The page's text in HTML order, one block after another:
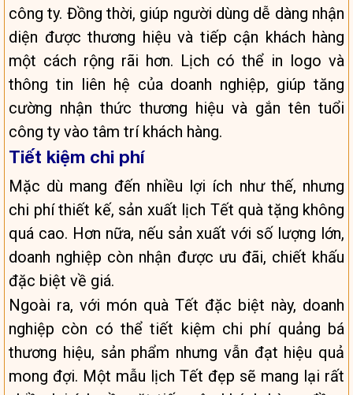
công ty. Đồng thời, giúp người dùng dễ dàng nhận
diện được thương hiệu và tiếp cận khách hàng
một cách rộng rãi hơn. Lịch có thể in logo và
thông tin liên hệ của doanh nghiệp, giúp tăng
cường nhận thức thương hiệu và gắn tên tuổi
công ty vào tâm trí khách hàng.
Tiết kiệm chi phí
Mặc dù mang đến nhiều lợi ích như thế, nhưng
chi phí thiết kế, sản xuất lịch Tết quà tặng không
quá cao. Hơn nữa, nếu sản xuất với số lượng lớn,
doanh nghiệp còn nhận được ưu đãi, chiết khấu
đặc biệt về giá.
Ngoài ra, với món quà Tết đặc biệt này, doanh
nghiệp còn có thể tiết kiệm chi phí quảng bá
thương hiệu, sản phẩm nhưng vẫn đạt hiệu quả
mong đợi. Một mẫu lịch Tết đẹp sẽ mang lại rất